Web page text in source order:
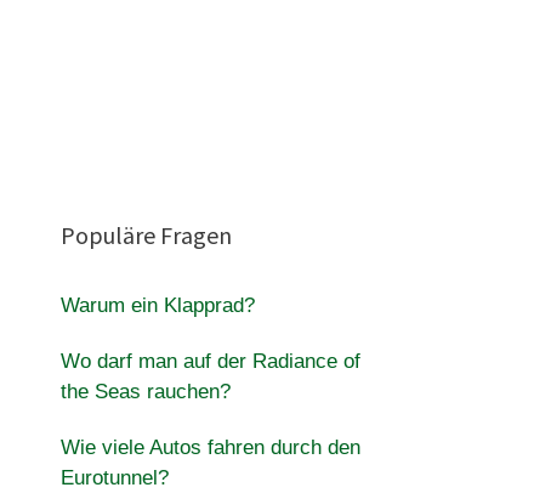
Populäre Fragen
Warum ein Klapprad?
Wo darf man auf der Radiance of
the Seas rauchen?
Wie viele Autos fahren durch den
Eurotunnel?